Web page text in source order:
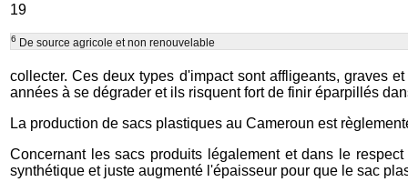
19
6 De source agricole et non renouvelable
collecter. Ces deux types d'impact sont affligeants, graves
années à se dégrader et ils risquent fort de finir éparpillés
La production de sacs plastiques au Cameroun est
Concernant les sacs produits légalement et dans le
synthétique et juste augmenté l'épaisseur pour que le sac